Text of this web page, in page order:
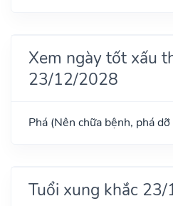
Xem ngày tốt xấu
23/12/2028
Phá (Nên chữa bệnh, phá
Tuổi xung khắc